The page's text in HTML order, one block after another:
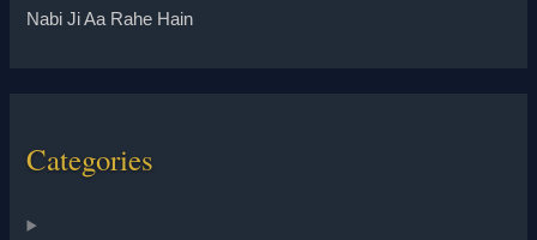
Nabi Ji Aa Rahe Hain
Categories